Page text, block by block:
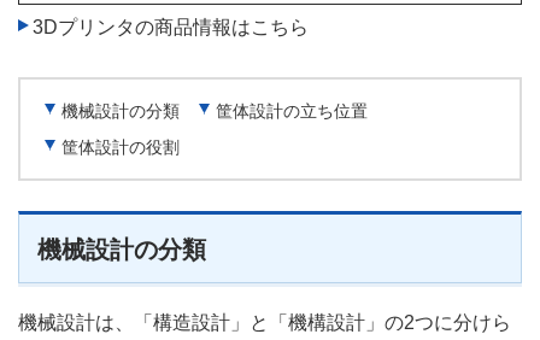
3Dプリンタの商品情報はこちら
機械設計の分類
筐体設計の立ち位置
筐体設計の役割
機械設計の分類
機械設計は、「構造設計」と「機構設計」の2つに分けら